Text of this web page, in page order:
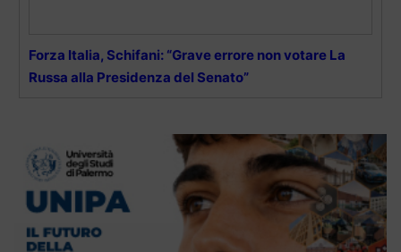
Forza Italia, Schifani: “Grave errore non votare La
Russa alla Presidenza del Senato”